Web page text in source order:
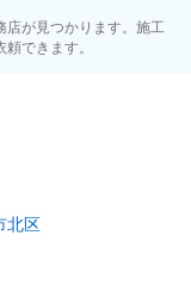
が見つかります。施工
できます。
北区